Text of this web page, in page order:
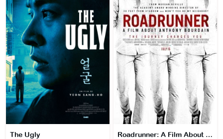
The Ugly Roadrunner: A Film About Anthony Bourdain